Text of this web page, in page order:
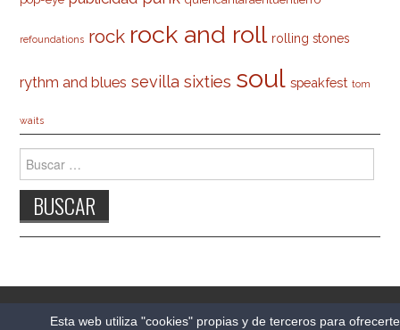
refoundations rock rock and roll rolling stones
rythm and blues sevilla sixties soul speakfest tom
waits
Buscar:
© 2026 CARLESO.COM. TODOS LOS DERECHOS
Esta web utiliza "cookies" propias y de terceros para